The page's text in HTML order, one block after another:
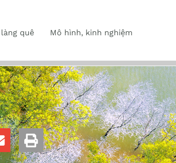
quê Mô hình, kinh nghiệm